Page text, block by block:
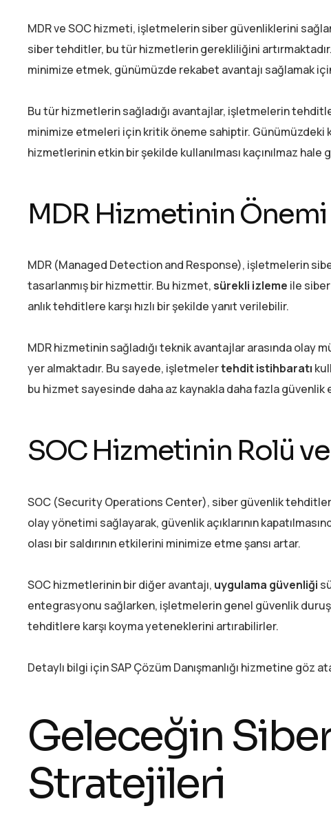
MDR ve SOC hizmeti, işletmelerin siber güvenliklerini
siber tehditler, bu tür hizmetlerin gerekliliğini
minimize etmek, günümüzde rekabet avantajı sağlamak
Bu tür hizmetlerin sağladığı avantajlar, işletmelerin
minimize etmeleri için kritik öneme sahiptir. Günümüzdeki
hizmetlerinin etkin bir şekilde kullanılması kaçınılmaz hale
MDR Hizmetinin Önemi
MDR (Managed Detection and Response), işletmelerin
tasarlanmış bir hizmettir. Bu hizmet,sürekli izleme ile
anlık tehditlere karşı hızlı bir şekilde yanıt verilebilir.
MDR hizmetinin sağladığı teknik avantajlar arasında olay
yer almaktadır. Bu sayede, işletmelertehdit istihbaratı
bu hizmet sayesinde daha az kaynakla daha fazla güvenlik
SOC Hizmetinin Rolü ve
SOC (Security Operations Center), siber güvenlik
olay yönetimi sağlayarak, güvenlik açıklarının
olası bir saldırının etkilerini minimize etme şansı artar.
SOC hizmetlerinin bir diğer avantajı, uygulama güvenliği
entegrasyonu sağlarken, işletmelerin genel güvenlik
tehditlere karşı koyma yeteneklerini artırabilirler.
Detaylı bilgi için SAP Çözüm Danışmanlığı hizmetine göz
Geleceğin
Stratejileri